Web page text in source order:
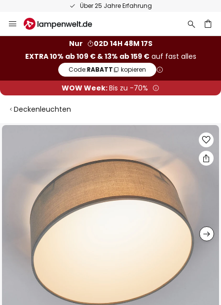
Über 25 Jahre Erfahrung
Inhalt
Nur
02D 14H 48M 16S
EXTRA 10% ab 109 € & 13% ab 159 €auf fast alles
Code:RABATT kopieren
WOW Week:Bis zu -70%
Deckenleuchten
Zum